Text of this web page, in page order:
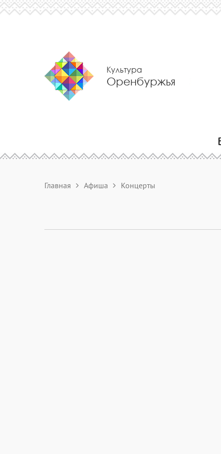
Культура
Оренбуржья
Главная Афиша Концерты